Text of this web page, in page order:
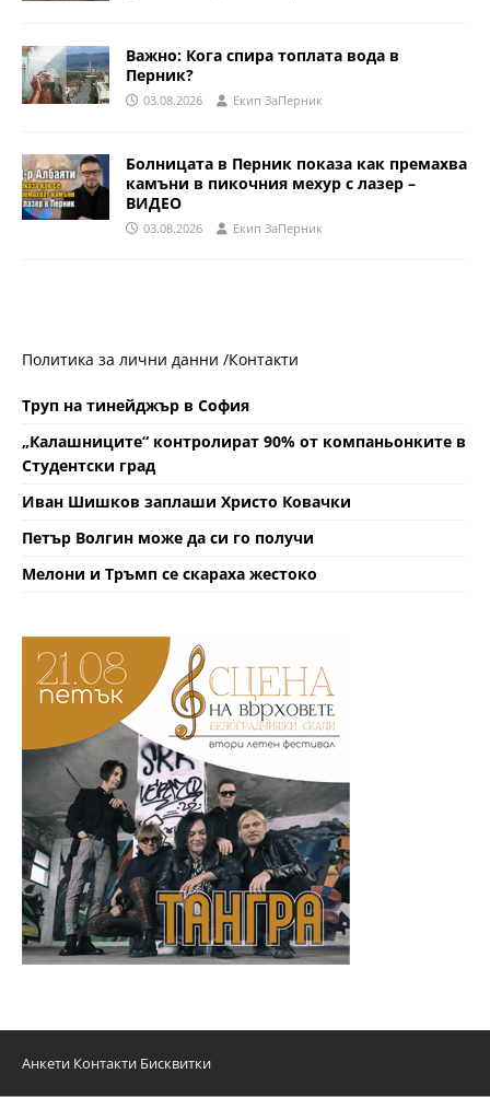
Важно: Кога спира топлата вода в
Перник?
03.08.2026 Eкип ЗаПерник
Болницата в Перник показа как премахва
камъни в пикочния мехур с лазер –
ВИДЕО
03.08.2026 Eкип ЗаПерник
Политика за лични данни /Контакти
Труп на тинейджър в София
„Калашниците“ контролират 90% от компаньонките в
Студентски град
Иван Шишков заплаши Христо Ковачки
Петър Волгин може да си го получи
Мелони и Тръмп се скараха жестоко
Анкети Контакти Бисквитки